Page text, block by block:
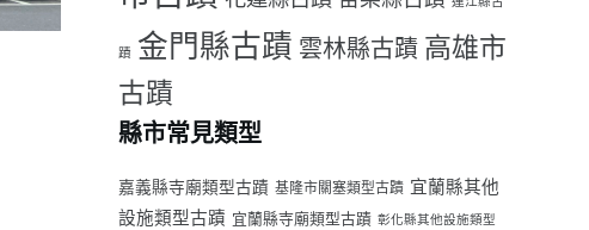
蹟 金門縣古蹟 雲林縣古蹟 高雄市
古蹟
縣市常見類型
嘉義縣寺廟類型古蹟 基隆市關塞類型古蹟 宜蘭縣其他
設施類型古蹟 宜蘭縣寺廟類型古蹟 彰化縣其他設施類型